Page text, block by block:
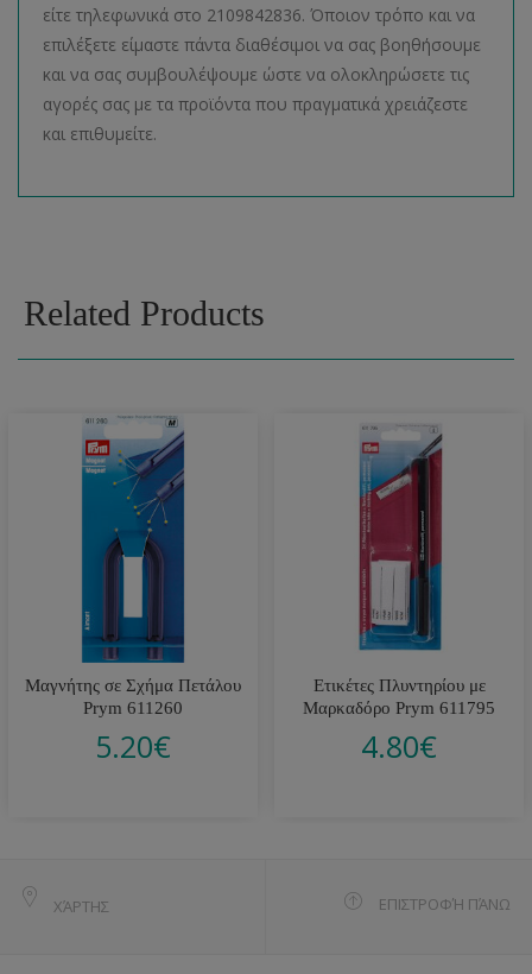
είτε τηλεφωνικά στο 2109842836. Όποιον τρόπο και να
επιλέξετε είμαστε πάντα διαθέσιμοι να σας βοηθήσουμε
και να σας συμβουλέψουμε ώστε να ολοκληρώσετε τις
αγορές σας με τα προϊόντα που πραγματικά χρειάζεστε
και επιθυμείτε.
Related Products
Μαγνήτης σε Σχήμα Πετάλου
Prym 611260
5.20€
Ετικέτες Πλυντηρίου με
Μαρκαδόρο Prym 611795
4.80€
ΧΆΡΤΗΣ ΕΠΙΣΤΡΟΦΉ ΠΆΝΩ